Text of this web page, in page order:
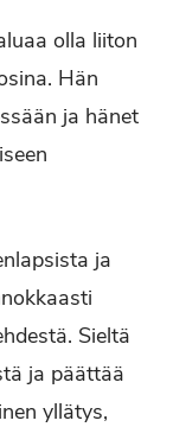
olla liiton
Hän
ja hänet
ja
Sieltä
ja päättää
yllätys,